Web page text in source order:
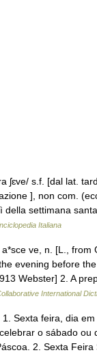
ʃɛve/ s.f. [dal lat.
], non com.
della settimana
Italiana
ve, n. [L., from
evening before
Webster] 2. A
International
Sexta feira, dia em
o sábado ou
2. Sexta